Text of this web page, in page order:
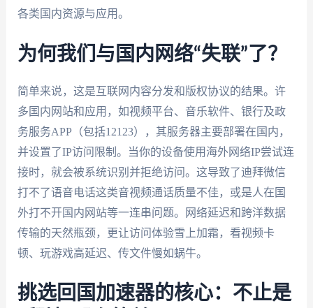
各类国内资源与应用。
为何我们与国内网络“失联”了？
简单来说，这是互联网内容分发和版权协议的结果。许
多国内网站和应用，如视频平台、音乐软件、银行及政
务服务APP（包括12123），其服务器主要部署在国内，
并设置了IP访问限制。当你的设备使用海外网络IP尝试连
接时，就会被系统识别并拒绝访问。这导致了迪拜微信
打不了语音电话这类音视频通话质量不佳，或是人在国
外打不开国内网站等一连串问题。网络延迟和跨洋数据
传输的天然瓶颈，更让访问体验雪上加霜，看视频卡
顿、玩游戏高延迟、传文件慢如蜗牛。
挑选回国加速器的核心：不止是